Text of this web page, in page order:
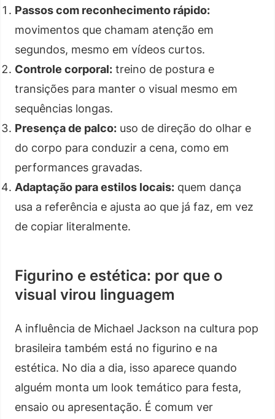
Passos com reconhecimento rápido:
movimentos que chamam atenção em
segundos, mesmo em vídeos curtos.
Controle corporal: treino de postura e
transições para manter o visual mesmo em
sequências longas.
Presença de palco: uso de direção do olhar e
do corpo para conduzir a cena, como em
performances gravadas.
Adaptação para estilos locais: quem dança
usa a referência e ajusta ao que já faz, em vez
de copiar literalmente.
Figurino e estética: por que o
visual virou linguagem
A influência de Michael Jackson na cultura pop
brasileira também está no figurino e na
estética. No dia a dia, isso aparece quando
alguém monta um look temático para festa,
ensaio ou apresentação. É comum ver